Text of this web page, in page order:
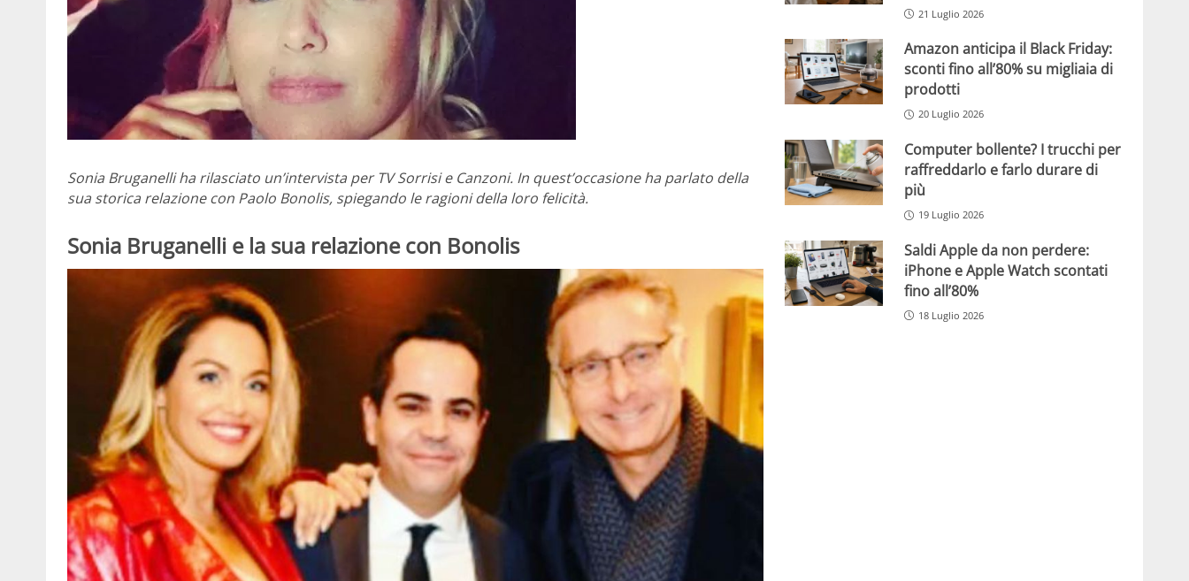
Sonia Bruganelli ha rilasciato un’intervista per TV Sorrisi e Canzoni. In quest’occasione ha parlato della
sua storica relazione con Paolo Bonolis, spiegando le ragioni della loro felicità.
Sonia Bruganelli e la sua relazione con Bonolis
21 Luglio 2026
Amazon anticipa il Black Friday:
sconti fino all’80% su migliaia di
prodotti
20 Luglio 2026
Computer bollente? I trucchi per
raffreddarlo e farlo durare di
più
19 Luglio 2026
Saldi Apple da non perdere:
iPhone e Apple Watch scontati
fino all’80%
18 Luglio 2026